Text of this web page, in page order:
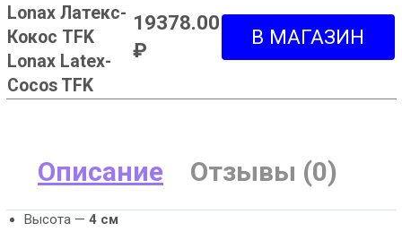
Lonax Латекс-
Кокос TFK
Lonax Latex-
Cocos TFK
19378.00
₽
Описание Отзывы (0)
Высота — 4 см